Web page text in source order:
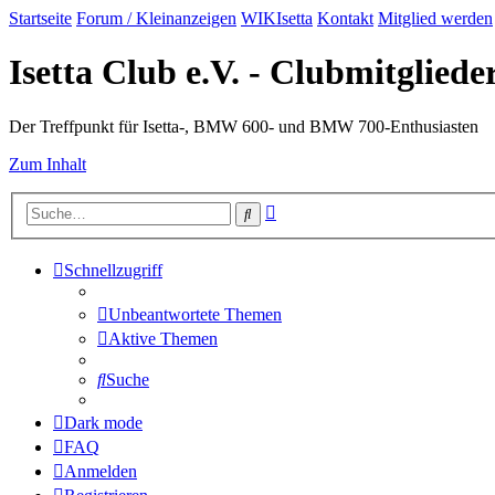
Startseite Forum / Kleinanzeigen WIKIsetta Kontakt Mitglied werden
Isetta Club e.V. -
Der Treffpunkt für Isetta-, BMW 600- und BMW 700-Enthusiasten
Zum Inhalt
Suche
Schnellzugriff
Unbeantwortete Themen
Aktive Themen
Suche
Dark mode
FAQ
Anmelden